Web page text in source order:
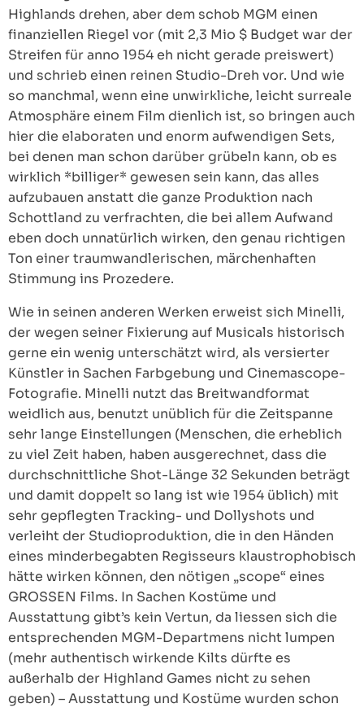
Highlands drehen, aber dem schob MGM einen
finanziellen Riegel vor (mit 2,3 Mio $ Budget war der
Streifen für anno 1954 eh nicht gerade preiswert)
und schrieb einen reinen Studio-Dreh vor. Und wie
so manchmal, wenn eine unwirkliche, leicht surreale
Atmosphäre einem Film dienlich ist, so bringen auch
hier die elaboraten und enorm aufwendigen Sets,
bei denen man schon darüber grübeln kann, ob es
wirklich *billiger* gewesen sein kann, das alles
aufzubauen anstatt die ganze Produktion nach
Schottland zu verfrachten, die bei allem Aufwand
eben doch unnatürlich wirken, den genau richtigen
Ton einer traumwandlerischen, märchenhaften
Stimmung ins Prozedere.
Wie in seinen anderen Werken erweist sich Minelli,
der wegen seiner Fixierung auf Musicals historisch
gerne ein wenig unterschätzt wird, als versierter
Künstler in Sachen Farbgebung und Cinemascope-
Fotografie. Minelli nutzt das Breitwandformat
weidlich aus, benutzt unüblich für die Zeitspanne
sehr lange Einstellungen (Menschen, die erheblich
zu viel Zeit haben, haben ausgerechnet, dass die
durchschnittliche Shot-Länge 32 Sekunden beträgt
und damit doppelt so lang ist wie 1954 üblich) mit
sehr gepflegten Tracking- und Dollyshots und
verleiht der Studioproduktion, die in den Händen
eines minderbegabten Regisseurs klaustrophobisch
hätte wirken können, den nötigen „scope“ eines
GROSSEN Films. In Sachen Kostüme und
Ausstattung gibt’s kein Vertun, da liessen sich die
entsprechenden MGM-Departmens nicht lumpen
(mehr authentisch wirkende Kilts dürfte es
außerhalb der Highland Games nicht zu sehen
geben) – Ausstattung und Kostüme wurden schon